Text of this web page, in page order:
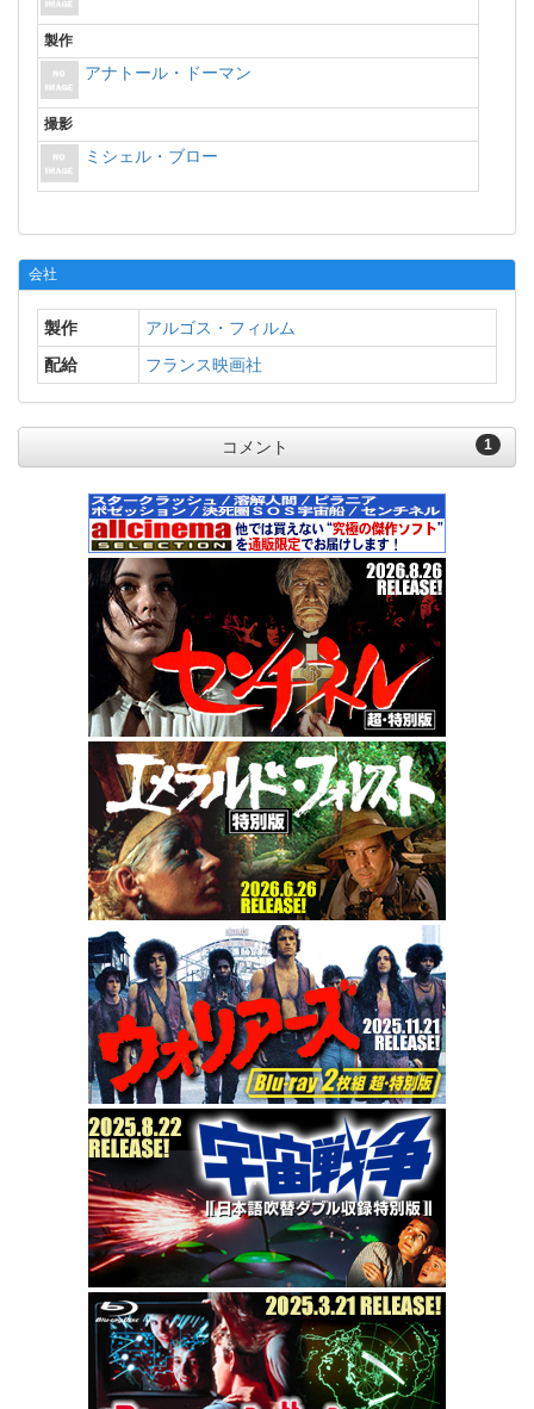
製作
アナトール・ドーマン
撮影
ミシェル・ブロー
会社
製作
アルゴス・フィルム
配給
フランス映画社
1
コメント